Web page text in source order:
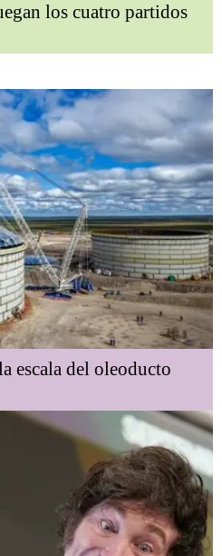
los cuatro partidos
escala del oleoducto